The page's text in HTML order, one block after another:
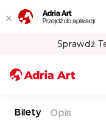
Adria Art
Przejdź do aplikacji
Sprawdź
ADRIA ART
Bilety Opis